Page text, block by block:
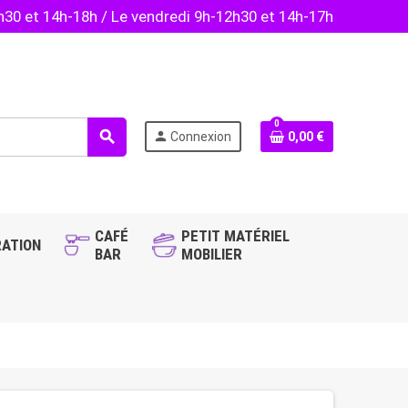
et 14h-18h / Le vendredi 9h-12h30 et 14h-17h
search person Connexion
0
0,00 €
CAFÉ
BAR
PETIT MATÉRIEL
MOBILIER